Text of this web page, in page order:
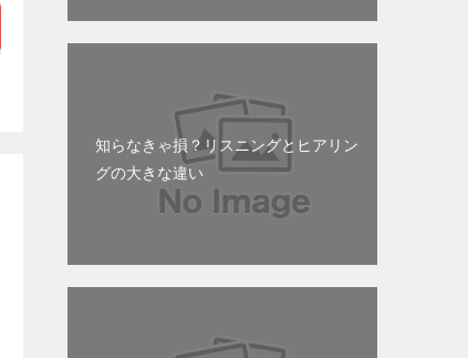
知らなきゃ損？リスニングとヒアリン
グの大きな違い